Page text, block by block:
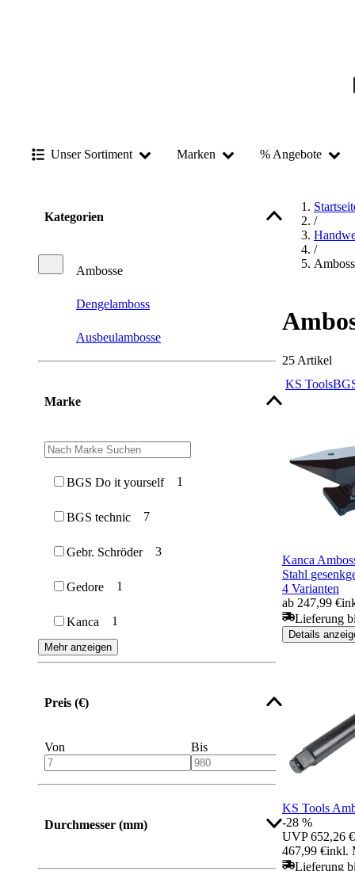
Unser Sortiment Marken % Angebote
Kategorien
Ambosse
Dengelamboss
Ausbeulambosse
Marke
BGS Do it yourself 1
BGS technic 7
Gebr. Schröder 3
Gedore 1
Kanca 1
Mehr anzeigen
Preis (€)
Von Bis
Durchmesser (mm)
/
/
25 Artikel
KS Tools
Kanca
Stahl
4 Varianten
ab 247,99 €
Lieferung
Details
KS Tools
-28 %
UVP 652,26 €
467,99 €inkl.
Lieferung